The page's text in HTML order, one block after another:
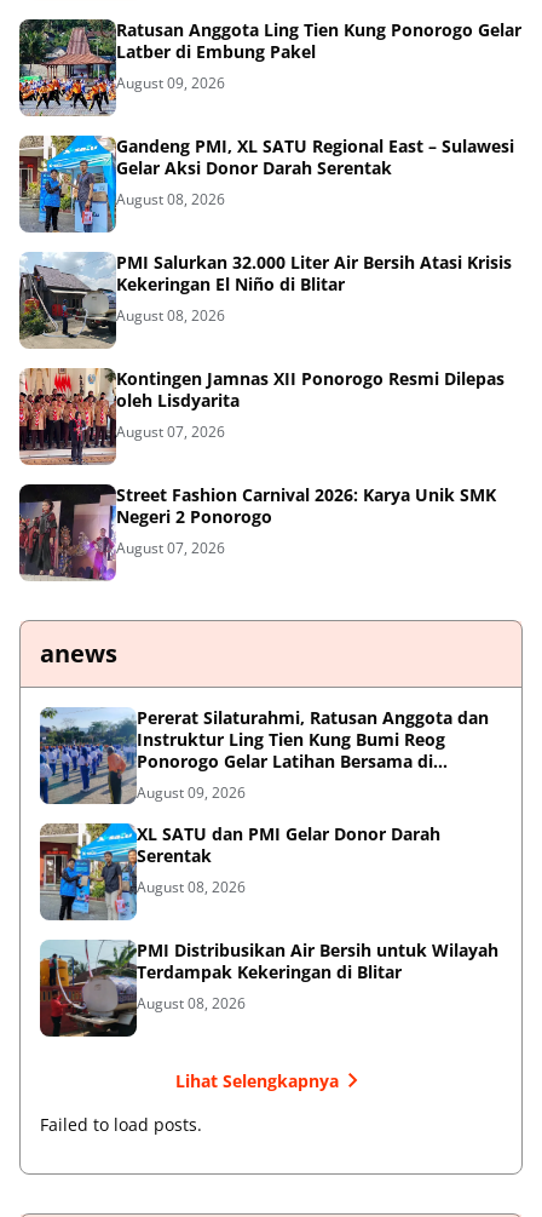
Ratusan Anggota Ling Tien Kung Ponorogo Gelar
Latber di Embung Pakel
August 09, 2026
Gandeng PMI, XL SATU Regional East – Sulawesi
Gelar Aksi Donor Darah Serentak
August 08, 2026
PMI Salurkan 32.000 Liter Air Bersih Atasi Krisis
Kekeringan El Niño di Blitar
August 08, 2026
Kontingen Jamnas XII Ponorogo Resmi Dilepas
oleh Lisdyarita
August 07, 2026
Street Fashion Carnival 2026: Karya Unik SMK
Negeri 2 Ponorogo
August 07, 2026
anews
Pererat Silaturahmi, Ratusan Anggota dan
Instruktur Ling Tien Kung Bumi Reog
Ponorogo Gelar Latihan Bersama di
Embung Pakel
August 09, 2026
XL SATU dan PMI Gelar Donor Darah
Serentak
August 08, 2026
PMI Distribusikan Air Bersih untuk Wilayah
Terdampak Kekeringan di Blitar
August 08, 2026
Lihat Selengkapnya
Failed to load posts.